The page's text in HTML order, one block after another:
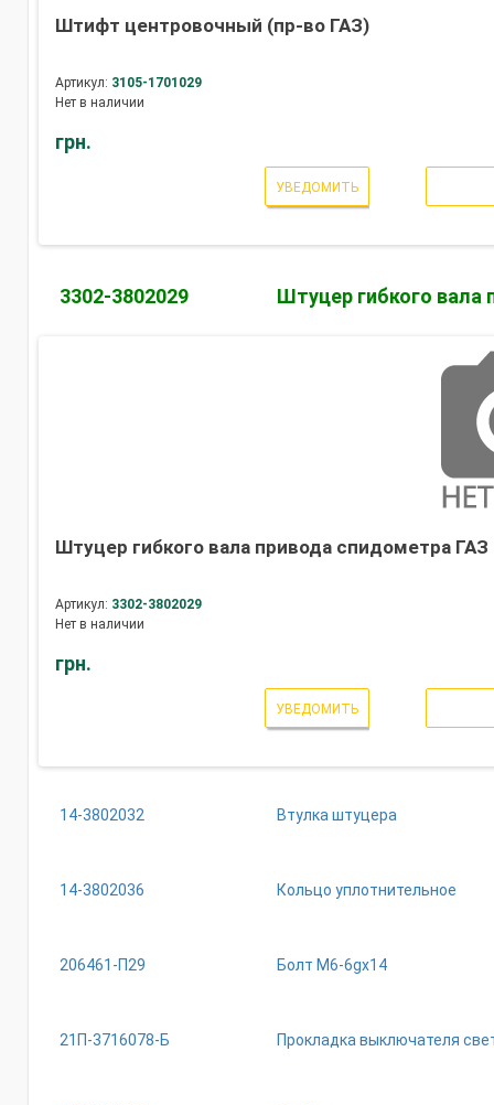
Штифт центровочный (пр-во ГАЗ)
Артикул: 3105-1701029
Нет в наличии
грн.
УВЕДОМИТЬ
3302-3802029 Штуцер гибкого вала
Штуцер гибкого вала привода спидометра
Артикул: 3302-3802029
Нет в наличии
грн.
УВЕДОМИТЬ
14-3802032 Втулка штуцера
14-3802036 Кольцо уплотнительное
206461-П29 Болт М6-6gх14
21П-3716078-Б Прокладка выключателя